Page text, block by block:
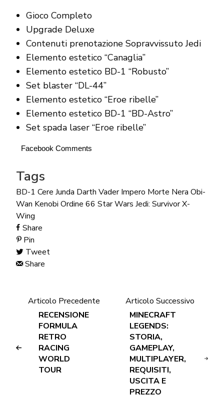
Gioco Completo
Upgrade Deluxe
Contenuti prenotazione Sopravvissuto Jedi
Elemento estetico “Canaglia”
Elemento estetico BD-1 “Robusto”
Set blaster “DL-44”
Elemento estetico “Eroe ribelle”
Elemento estetico BD-1 “BD-Astro”
Set spada laser “Eroe ribelle”
Facebook Comments
Tags
BD-1 Cere Junda Darth Vader Impero Morte Nera Obi-
Wan Kenobi Ordine 66 Star Wars Jedi: SurvivorX-
Wing
Share
Pin
Tweet
Share
Articolo Precedente
RECENSIONE
FORMULA
RETRO
RACING
WORLD
TOUR
Articolo Successivo
MINECRAFT
LEGENDS:
STORIA,
GAMEPLAY,
MULTIPLAYER,
REQUISITI,
USCITA E
PREZZO